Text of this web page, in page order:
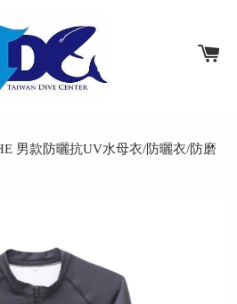
男款防曬抗UV水母衣/防曬衣/防磨